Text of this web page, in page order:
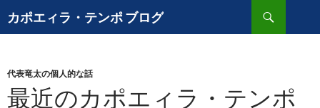
ン
ツ
へ
カポエィラ・テンポ ブログ
索
代表竜太の個人的な話
最近のカポエィラ・テンポ